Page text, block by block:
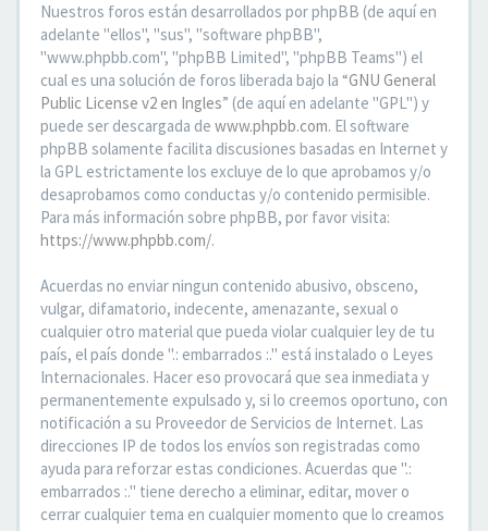
Nuestros foros están desarrollados por phpBB (de aquí en
adelante "ellos", "sus", "software phpBB",
"www.phpbb.com", "phpBB Limited", "phpBB Teams") el
cual es una solución de foros liberada bajo la “GNU General
Public License v2 en Ingles” (de aquí en adelante "GPL") y
puede ser descargada de www.phpbb.com. El software
phpBB solamente facilita discusiones basadas en Internet y
la GPL estrictamente los excluye de lo que aprobamos y/o
desaprobamos como conductas y/o contenido permisible.
Para más información sobre phpBB, por favor visita:
https://www.phpbb.com/.
Acuerdas no enviar ningun contenido abusivo, obsceno,
vulgar, difamatorio, indecente, amenazante, sexual o
cualquier otro material que pueda violar cualquier ley de tu
país, el país donde ".: embarrados :." está instalado o Leyes
Internacionales. Hacer eso provocará que sea inmediata y
permanentemente expulsado y, si lo creemos oportuno, con
notificación a su Proveedor de Servicios de Internet. Las
direcciones IP de todos los envíos son registradas como
ayuda para reforzar estas condiciones. Acuerdas que ".:
embarrados :." tiene derecho a eliminar, editar, mover o
cerrar cualquier tema en cualquier momento que lo creamos